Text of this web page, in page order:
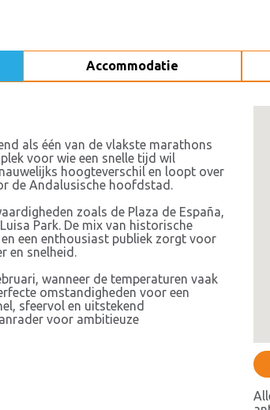
Accommodatie
als één van de vlakste marathons
voor wie een snelle tijd wil
hoogteverschil en loopt over
de Andalusische hoofdstad.
zoals de Plaza de España,
Park. De mix van historische
een enthousiast publiek zorgt voor
en snelheid.
wanneer de temperaturen vaak
omstandigheden voor een
sfeervol en uitstekend
voor ambitieuze